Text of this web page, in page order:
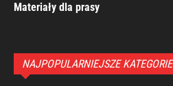
Materiały dla prasy
NAJPOPULARNIEJSZE KATEGORIE